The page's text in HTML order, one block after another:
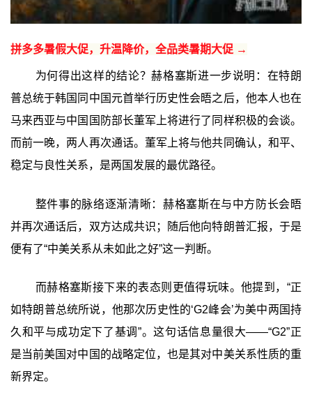
拼多多暑假大促，升温降价，全品类暑期大促 →
为何得出这样的结论？赫格塞斯进一步说明：在特朗
普总统于韩国同中国元首举行历史性会晤之后，他本人也在
马来西亚与中国国防部长董军上将进行了同样积极的会谈。
而前一晚，两人再次通话。董军上将与他共同确认，和平、
稳定与良性关系，是两国发展的最优路径。
整件事的脉络逐渐清晰：赫格塞斯在与中方防长会晤
并再次通话后，双方达成共识；随后他向特朗普汇报，于是
便有了“中美关系从未如此之好”这一判断。
而赫格塞斯接下来的表态则更值得玩味。他提到，“正
如特朗普总统所说，他那次历史性的‘G2峰会’为美中两国持
久和平与成功定下了基调”。这句话信息量很大——“G2”正
是当前美国对中国的战略定位，也是其对中美关系性质的重
新界定。